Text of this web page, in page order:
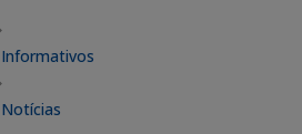
Informativos
Notícias